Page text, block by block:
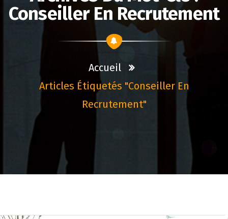
Conseiller En Recrutement
Accueil
Articles Étiquetés "conseiller En
Recrutement"